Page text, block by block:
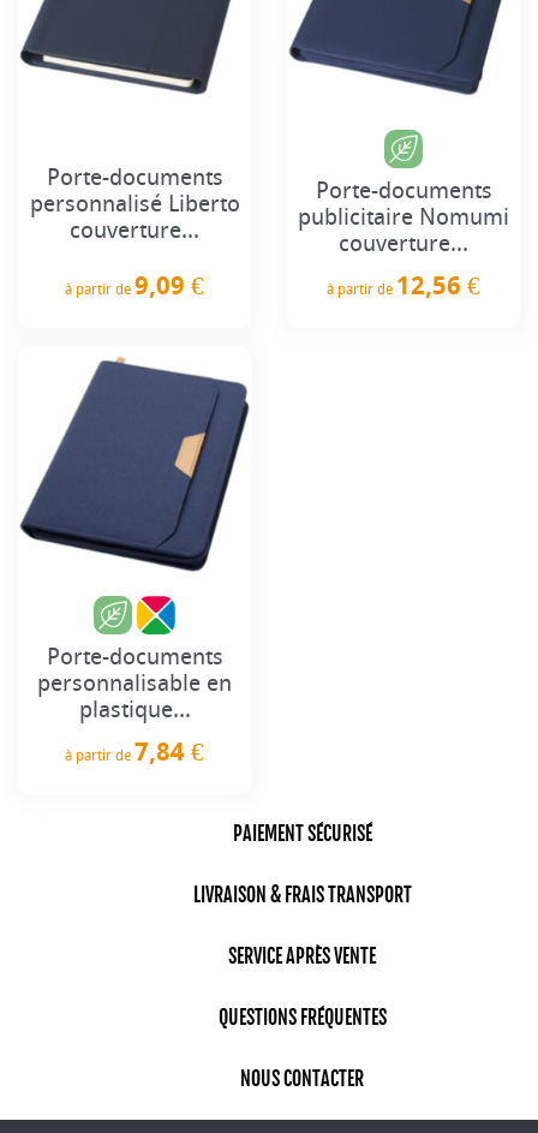
Porte-documents
personnalisé Liberto
couverture...
à partir de 9,09 €
Porte-documents
publicitaire Nomumi
couverture...
à partir de 12,56 €
Porte-documents
personnalisable en
plastique...
à partir de 7,84 €
PAIEMENT SÉCURISÉ
LIVRAISON & FRAIS TRANSPORT
SERVICE APRÈS VENTE
QUESTIONS FRÉQUENTES
NOUS CONTACTER